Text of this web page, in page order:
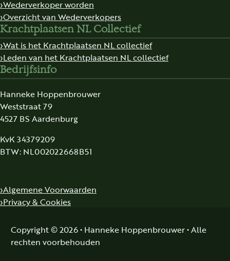
Wederverkoper worden
Overzicht van Wederverkopers
Krachtplaatsen NL Collectief
Wat is het Krachtplaatsen NL collectief
Leden van het Krachtplaatsen NL collectief
Bedrijfsinfo
Hanneke Hoppenbrouwer
Weststraat 79
4527 BS Aardenburg
KvK 34379209
BTW: NL002022668B51
Algemene Voorwaarden
Privacy & Cookies
Copyright © 2026 • Hanneke Hoppenbrouwer • Alle
rechten voorbehouden